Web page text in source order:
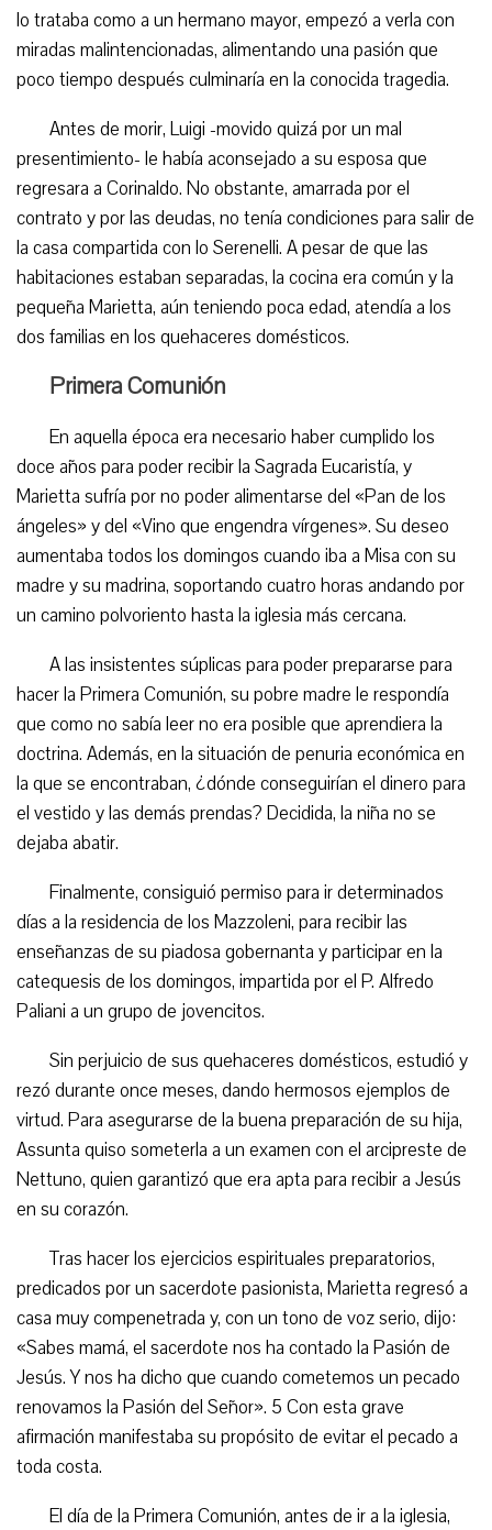
lo trataba como a un hermano mayor, empezó a verla con
miradas malintencionadas, alimentando una pasión que
poco tiempo después culminaría en la conocida tragedia.
Antes de morir, Luigi -movido quizá por un mal
presentimiento- le había aconsejado a su esposa que
regresara a Corinaldo. No obstante, amarrada por el
contrato y por las deudas, no tenía condiciones para salir de
la casa compartida con lo Serenelli. A pesar de que las
habitaciones estaban separadas, la cocina era común y la
pequeña Marietta, aún teniendo poca edad, atendía a los
dos familias en los quehaceres domésticos.
Primera Comunión
En aquella época era necesario haber cumplido los
doce años para poder recibir la Sagrada Eucaristía, y
Marietta sufría por no poder alimentarse del «Pan de los
ángeles» y del «Vino que engendra vírgenes». Su deseo
aumentaba todos los domingos cuando iba a Misa con su
madre y su madrina, soportando cuatro horas andando por
un camino polvoriento hasta la iglesia más cercana.
A las insistentes súplicas para poder prepararse para
hacer la Primera Comunión, su pobre madre le respondía
que como no sabía leer no era posible que aprendiera la
doctrina. Además, en la situación de penuria económica en
la que se encontraban, ¿dónde conseguirían el dinero para
el vestido y las demás prendas? Decidida, la niña no se
dejaba abatir.
Finalmente, consiguió permiso para ir determinados
días a la residencia de los Mazzoleni, para recibir las
enseñanzas de su piadosa gobernanta y participar en la
catequesis de los domingos, impartida por el P. Alfredo
Paliani a un grupo de jovencitos.
Sin perjuicio de sus quehaceres domésticos, estudió y
rezó durante once meses, dando hermosos ejemplos de
virtud. Para asegurarse de la buena preparación de su hija,
Assunta quiso someterla a un examen con el arcipreste de
Nettuno, quien garantizó que era apta para recibir a Jesús
en su corazón.
Tras hacer los ejercicios espirituales preparatorios,
predicados por un sacerdote pasionista, Marietta regresó a
casa muy compenetrada y, con un tono de voz serio, dijo:
«Sabes mamá, el sacerdote nos ha contado la Pasión de
Jesús. Y nos ha dicho que cuando cometemos un pecado
renovamos la Pasión del Señor». 5 Con esta grave
afirmación manifestaba su propósito de evitar el pecado a
toda costa.
El día de la Primera Comunión, antes de ir a la iglesia,